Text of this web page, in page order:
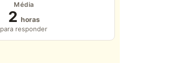
Média
2 horas
para responder